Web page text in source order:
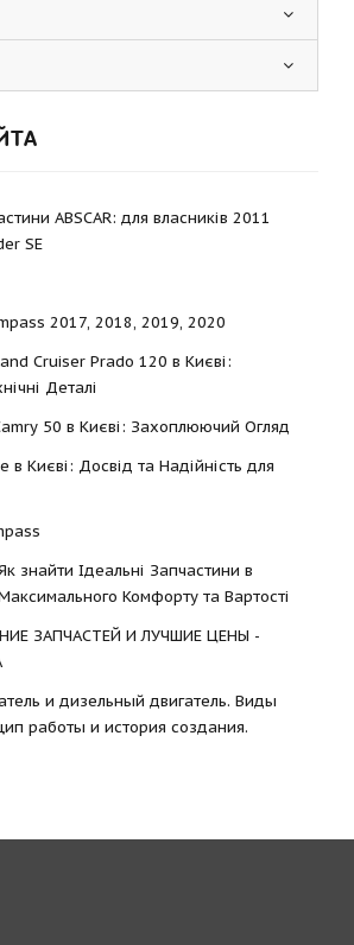
ABSCAR: для власників 2011
SE
2017, 2018, 2019, 2020
Cruiser Prado 120 в Києві:
Деталі
50 в Києві: Захоплюючий Огляд
в Києві: Досвід та Надійність для
знайти Ідеальні Запчастини в
Комфорту та Вартості
ЗАПЧАСТЕЙ И ЛУЧШИЕ ЦЕНЫ -
и дизельный двигатель. Виды
работы и история создания.